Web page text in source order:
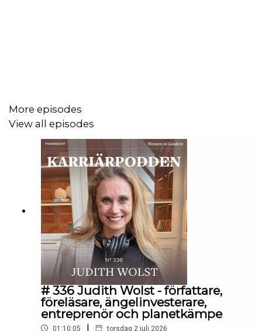
Tack för att du lyssnar och följer
for LeadersochSigne
Programledare: Eva Ekedahl, Kontakt
eva@womenforleaders.com
More episodes
View all episodes
# 336 Judith Wolst - författare,
föreläsare, ängelinvesterare,
entreprenör och planetkämpe
01:10:05 | torsdag 2 juli 2026